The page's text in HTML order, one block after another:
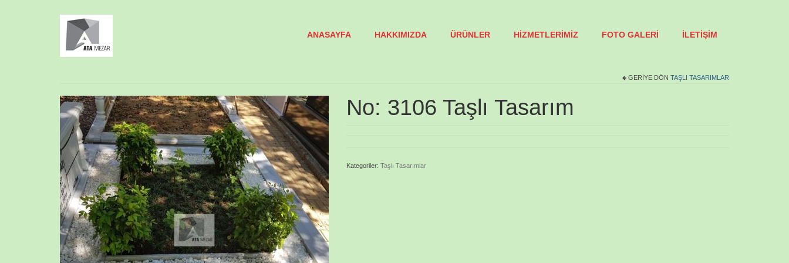
ANASAYFA HAKKIMIZDA ÜRÜNLER HİZMETLERİMİZ FOTO GALERİ İLETİŞİM
GERIYE DÖN TAŞLI TASARIMLAR
No: 3106 Taşlı Tasarım
Kategoriler: Taşlı Tasarımlar